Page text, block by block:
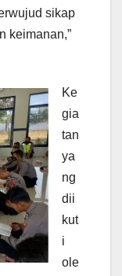
sikap
keimanan,”
Ke
gia
tan
ya
ng
dii
kut
i
ole